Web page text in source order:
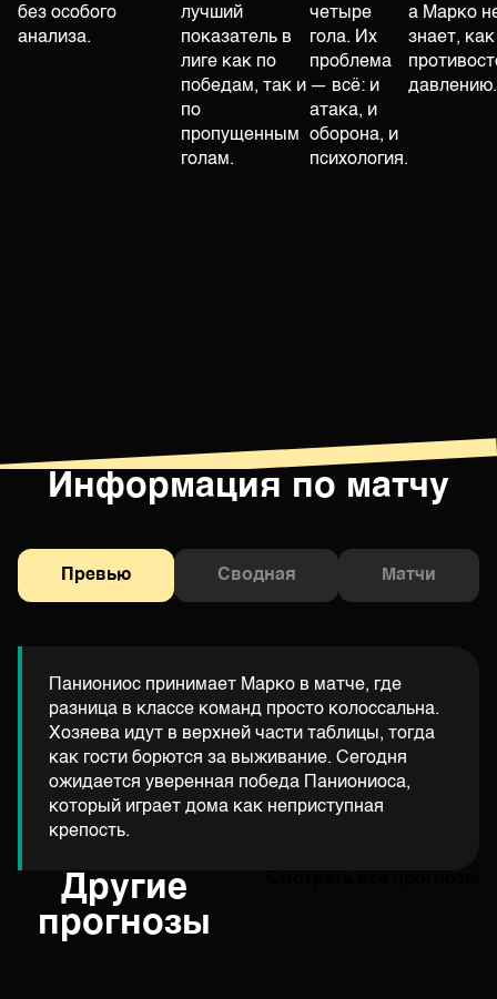
без особого
анализа.
лучший
показатель в
лиге как по
победам, так и
по
пропущенным
голам.
четыре
гола. Их
проблема
— всё: и
атака, и
оборона, и
психология.
а Марко
знает, как
давлению.
Информация по матчу
Превью Сводная Матчи
Паниониос принимает Марко в матче, где
разница в классе команд просто колоссальна.
Хозяева идут в верхней части таблицы, тогда
как гости борются за выживание. Сегодня
ожидается уверенная победа Паниониоса,
который играет дома как неприступная
крепость.
Другие
прогнозы